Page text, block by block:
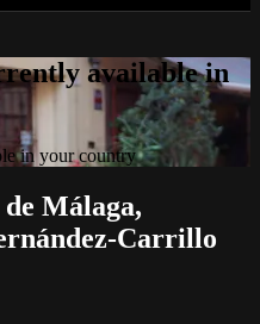
available in
in your country
Málaga,
Carrillo